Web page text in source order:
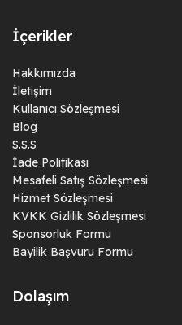
İçerikler
Hakkımızda
İletişim
Kullanıcı Sözleşmesi
Blog
S.S.S
İade Politikası
Mesafeli Satış Sözleşmesi
Hizmet Sözleşmesi
KVKK Gizlilik Sözleşmesi
Sponsorluk Formu
Bayilik Başvuru Formu
Dolaşım